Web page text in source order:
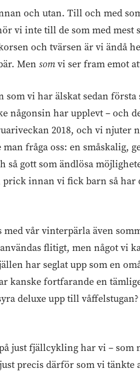
och utan. Till och med
vi inte till de som med mest
och tvärsen är vi ändå
Mensomvi ser fram emot
som vi har älskat sedan
någonsin har upplevt – och
2018, och vi njuter
fråga oss: en småskalig,
så gott som ändlösa
innan vi fick barn så har
med vår vinterpärla även
flitigt, men något vi
har seglat upp som en
kanske fortfarande en
deluxe upp till
just fjällcykling har vi –
precis därför som vi